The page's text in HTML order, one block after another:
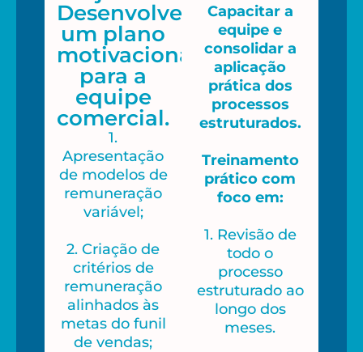
Desenvolver
um plano
motivacional
para a
equipe
comercial.
1.
Apresentação
de modelos de
remuneração
variável;
2. Criação de
critérios de
remuneração
alinhados às
metas do funil
de vendas;
Capacitar a
equipe e
consolidar a
aplicação
prática dos
processos
estruturados.
Treinamento
prático com
foco em:
1. Revisão de
todo o
processo
estruturado ao
longo dos
meses.